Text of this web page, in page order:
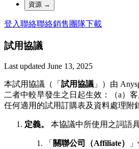
資源 →
登入聯絡聯絡銷售團隊下載
試用協議
Last updated June 13, 2025
本試用協議（「 試用協議 」）由
二者中較早發生之日起生效：（a）
任何適用的試用訂購表及資料處理附
定義。 本協議中所使用之詞語
「 關聯公司（Affiliate）